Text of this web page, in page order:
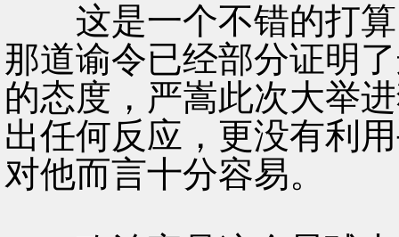
这是一个不错的打算
那道谕令已经部分证明
的态度，严嵩此次大举
出任何反应，更没有利
对他而言十分容易。